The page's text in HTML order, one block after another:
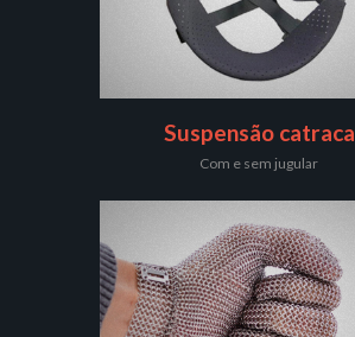
Suspensão catraca
Com e sem jugular